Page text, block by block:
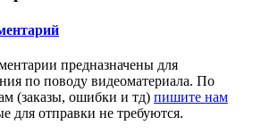
предназначены для
по поводу видеоматериала. По
(заказы, ошибки и тд) пишите нам
для отправки не требуются.